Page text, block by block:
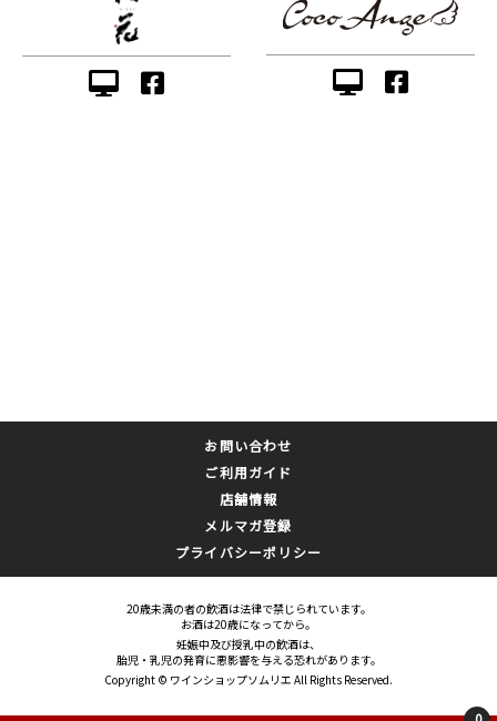
お問い合わせ
ご利用ガイド
店舗情報
メルマガ登録
プライバシーポリシー
20歳未満の者の飲酒は法律で禁じられています。
お酒は20歳になってから。
妊娠中及び授乳中の飲酒は、
胎児・乳児の発育に悪影響を与える恐れがあります。
Copyright © ワインショップソムリエ All Rights Reserved.